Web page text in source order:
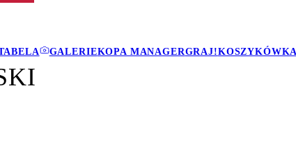
GALERIEKOPA MANAGERGRAJ!KOSZYKÓWKA